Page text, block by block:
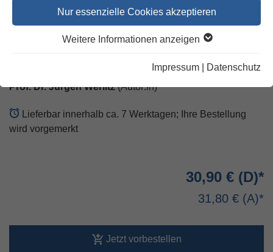
Nur essenzielle Cookies akzeptieren
Weitere Informationen anzeigen
Impressum Datenschutz
Die Bücher der Könige
Prof. Dr. Jürgen Werlitz(Autor:in)
Lieferbar innerhalb ca. 7 Werktagen; Ihre Bestellung
wird vorgemerkt
30,90 €
31,80 €
Jetzt vorbestellen